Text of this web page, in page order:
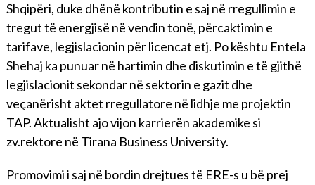
Shqipëri, duke dhënë kontributin e saj në rregullimin e
tregut të energjisë në vendin tonë, përcaktimin e
tarifave, legjislacionin për licencat etj. Po kështu Entela
Shehaj ka punuar në hartimin dhe diskutimin e të gjithë
legjislacionit sekondar në sektorin e gazit dhe
veçanërisht aktet rregullatore në lidhje me projektin
TAP. Aktualisht ajo vijon karrierën akademike si
zv.rektore në Tirana Business University.
Promovimi i saj në bordin drejtues të ERE-s u bë prej